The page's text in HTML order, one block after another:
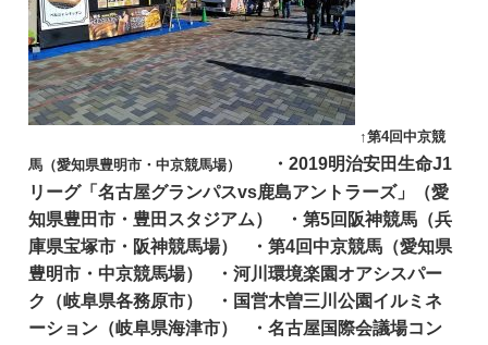
↑第4回中京競
馬（愛知県豊明市・中京競馬場）
・2019明治安田生命J1
リーグ「名古屋グランパスvs鹿島アントラーズ」（愛
知県豊田市・豊田スタジアム） ・第5回阪神競馬（兵
庫県宝塚市・阪神競馬場） ・第4回中京競馬（愛知県
豊明市・中京競馬場） ・河川環境楽園オアシスパー
ク（岐阜県各務原市） ・国営木曽三川公園イルミネ
ーション（岐阜県海津市） ・名古屋国際会議場コン